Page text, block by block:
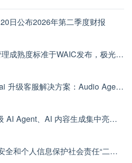
日公布2026年第二季度财报
国内首个AI智能体管理成熟度标准于WAIC发布，极光参编
极光旗下 GPTBots.ai 升级客服解决方案：Audio Agent 打通企业通信线路，LINE 客服插件 2.0 同步上线
AI 客户互动、企业级 AI Agent、AI 内容生成集中亮相！极光旗下EngageLab WAIC 2026 现场回顾
极光获评CCIA数据安全和个人信息保护社会责任“二星级”单位